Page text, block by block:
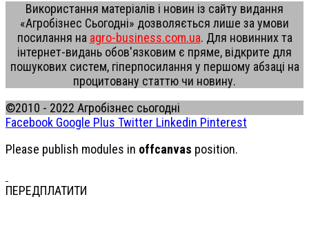
Використання матеріалів і новин із сайту видання
«Агробізнес Сьогодні» дозволяється лише за умови
посилання на agro-business.com.ua. Для новинних та
інтернет-видань обов'язковим є пряме, відкрите для
пошукових систем, гіперпосилання у першому абзаці на
процитовану статтю чи новину.
©2010 - 2022 Агробізнес сьогодні
Facebook Google Plus Twitter Linkedin Pinterest
Please publish modules in offcanvas position.
ПЕРЕДПЛАТИТИ